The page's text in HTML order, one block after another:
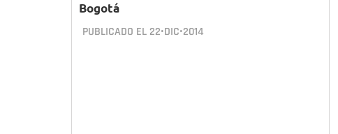
Bogotá
PUBLICADO EL 22•DIC•2014